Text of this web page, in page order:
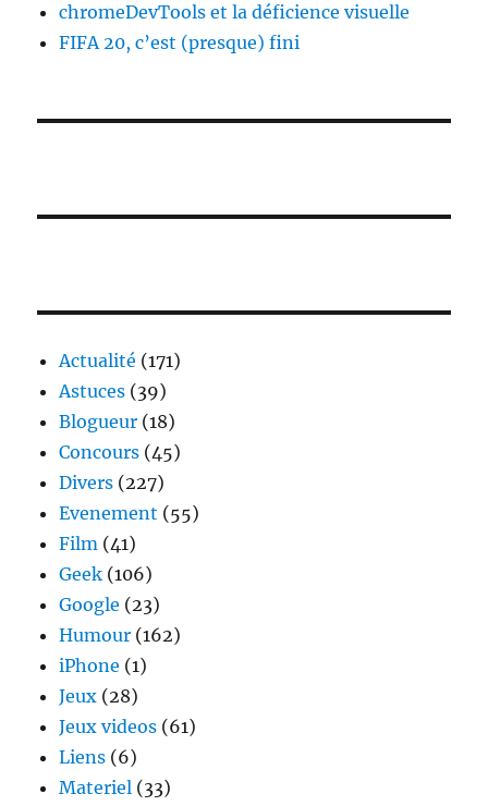
chromeDevTools et la déficience visuelle
FIFA 20, c’est (presque) fini
Actualité (171)
Astuces (39)
Blogueur (18)
Concours (45)
Divers (227)
Evenement (55)
Film (41)
Geek (106)
Google (23)
Humour (162)
iPhone (1)
Jeux (28)
Jeux videos (61)
Liens (6)
Materiel (33)